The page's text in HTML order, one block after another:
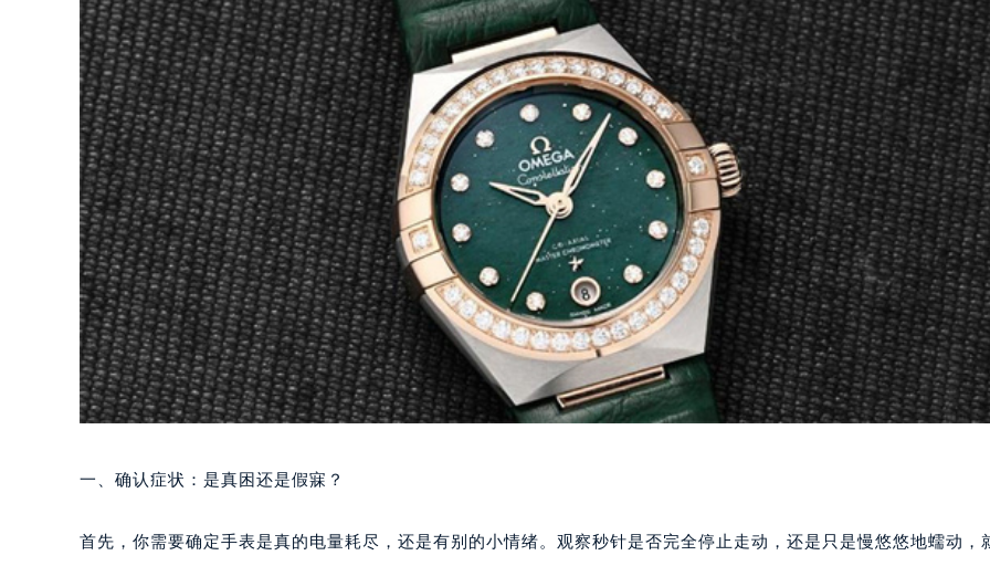
一、确认症状：是真困还是假寐？
首先，你需要确定手表是真的电量耗尽，还是有别的小情绪。观察秒针是否完全停止走动，还是只是慢悠悠地蠕动，